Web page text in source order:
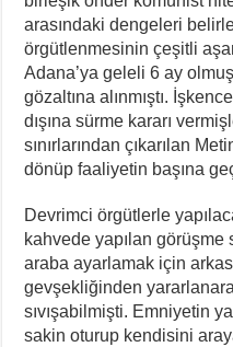
arasındaki dengeleri
örgütlenmesinin çeşitli
Adana’ya geleli 6 ay
gözaltına alınmıştı.
dışına sürme kararı
sınırlarından çıkarılan
dönüp faaliyetin başına
Devrimci örgütlerle
kahvede yapılan görüşme
araba ayarlamak için
gevşekliğinden
sıvışabilmişti. Emniyetin
sakin oturup kendisini